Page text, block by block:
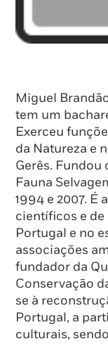
Miguel
tem um
Exerceu
da Natureza e
Gerês. Fundou
Fauna
1994 e 2007. É
científicos e
Portugal e no
associações
fundador da
Conservação
se à
Portugal, a
culturais,